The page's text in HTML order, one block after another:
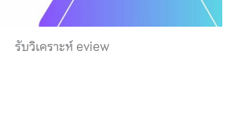
รับวิเคราะห์ eview